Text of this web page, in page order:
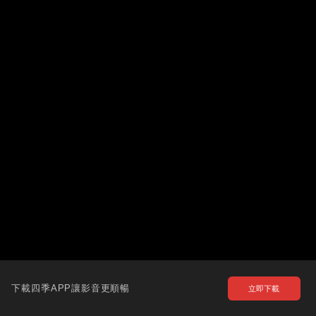
下載四季APP讓影音更順暢 立即下載